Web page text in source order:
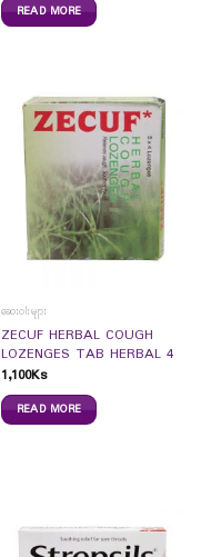
READ MORE
ဆေးဝါးများ
ZECUF HERBAL COUGH
LOZENGES TAB HERBAL 4
1,100Ks
READ MORE